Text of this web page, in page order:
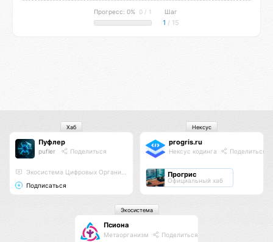
Прогресс: 0% 0 / 1 Шаг
1 / 15
Пуфлер
pufler Поделиться
Экосистема Цифровых Организмов
Подписаться
Хаб
progris.ru
Нексус кодинга Поделиться
Прогрис
Официальный хаб
Нексус
Псиона
Метаорганизм Поделиться
Экосистема